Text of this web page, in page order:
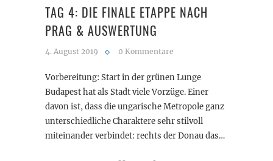
TAG 4: DIE FINALE ETAPPE NACH
PRAG & AUSWERTUNG
4. August 2019 0 Kommentare
Vorbereitung: Start in der grünen Lunge
Budapest hat als Stadt viele Vorzüge. Einer
davon ist, dass die ungarische Metropole ganz
unterschiedliche Charaktere sehr stilvoll
miteinander verbindet: rechts der Donau das…